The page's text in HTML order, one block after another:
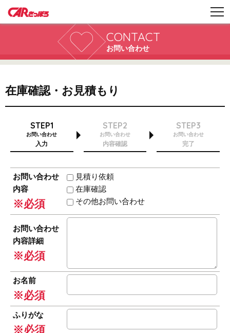
CONTACT
お問い合わせ
在庫確認・お見積もり
STEP1
お問い合わせ
入力
STEP2
お問い合わせ
内容確認
STEP3
お問い合わせ
完了
お問い合わせ
内容
※必須
見積り依頼
在庫確認
その他お問い合わせ
お問い合わせ
内容詳細
※必須
お名前
※必須
ふりがな
※必須